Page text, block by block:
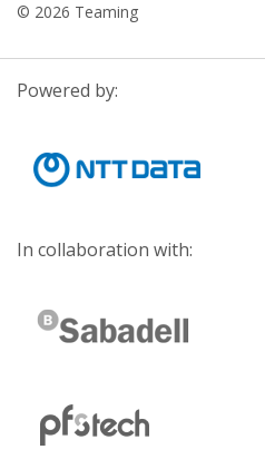
© 2026 Teaming
Powered by:
In collaboration with: